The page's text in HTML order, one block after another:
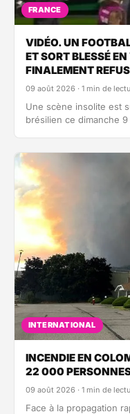
FRANCE
VIDÉO. UN
ET SORT BLESSÉ
FINALEMENT
09 août 2026 · 1 min de
Une scène insolite est
brésilien ce dimanche
INTERNATIONAL
INCENDIE EN
22 000
09 août 2026 · 1 min de
Face à la propagation